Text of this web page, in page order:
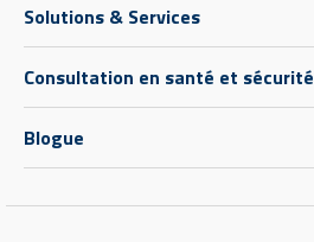
Solutions & Services
Consultation en santé et sécurité
Blogue